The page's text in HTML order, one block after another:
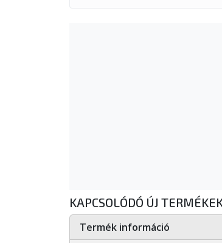
KAPCSOLÓDÓ ÚJ
Termék információ